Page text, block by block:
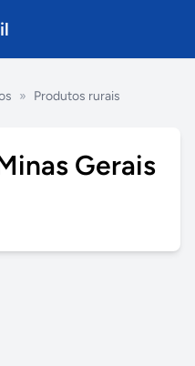
» Produtos rurais
Gerais